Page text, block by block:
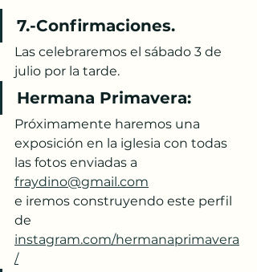
7.-Confirmaciones.
Las celebraremos el sábado 3 de
julio por la tarde.
Hermana Primavera:
Próximamente haremos una
exposición en la iglesia con todas
las fotos enviadas a
fraydino@gmail.com
e iremos construyendo este perfil
de
instagram.com/hermanaprimavera
/